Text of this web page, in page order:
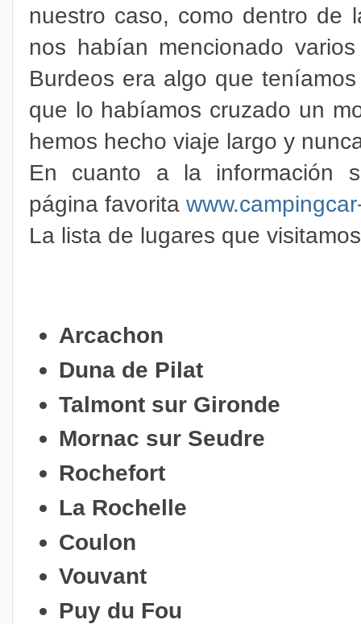
nuestro caso, como dentro de
nos habían mencionado
Burdeos era algo que
que lo habíamos cruzado un
hemos hecho viaje largo y
En cuanto a la información
página favorita
La lista de lugares que
Arcachon
Duna de Pilat
Talmont sur Gironde
Mornac sur Seudre
Rochefort
La Rochelle
Coulon
Vouvant
Puy du Fou